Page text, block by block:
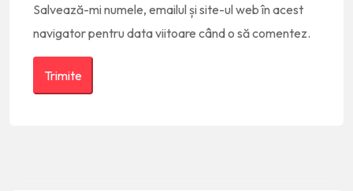
Salvează-mi numele, emailul și site-ul web în acest
navigator pentru data viitoare când o să comentez.